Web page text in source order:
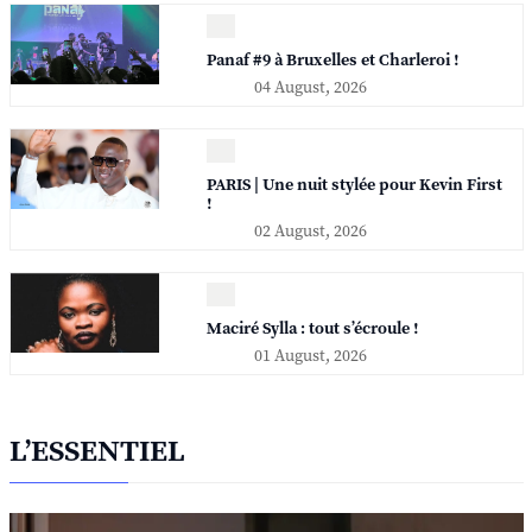
Panaf #9 à Bruxelles et Charleroi !
04 August, 2026
PARIS | Une nuit stylée pour Kevin First
!
02 August, 2026
Maciré Sylla : tout s’écroule !
01 August, 2026
L’ESSENTIEL